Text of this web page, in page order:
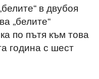
в двубоя
„белите“
по пътя към това
година с шест